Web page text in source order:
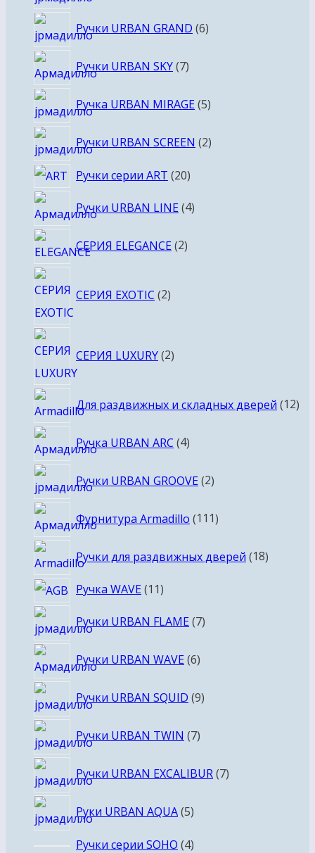
Ручки URBAN GRAND 66
Ручки URBAN SKY 77
Ручка URBAN MIRAGE 55
Ручки URBAN SCREEN 22
Ручки серии ART 2020
Ручки URBAN LINE 44
СЕРИЯ ELEGANCE 22
СЕРИЯ EXOTIC 2товара
СЕРИЯ LUXURY 2товара
Для раздвижных и складных дверей 1212
Ручка URBAN ARC 44
Ручки URBAN GROOVE 22
Фурнитура Armadillo 111111
Ручки для раздвижных дверей 1818
Ручка WAVE 1111
Ручки URBAN FLAME 77
Ручки URBAN WAVE 66
Ручки URBAN SQUID 99
Ручки URBAN TWIN 77
Ручки URBAN EXCALIBUR 77
Руки URBAN AQUA 55
Ручки серии SOHO 44